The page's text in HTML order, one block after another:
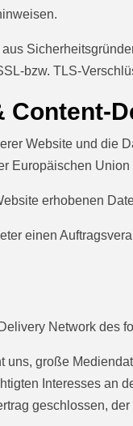
bzw. TLS-
Content-
Website und die
Europäischen Union
erhobenen
einen
Network des
uns, große
Interesses an
geschlossen,